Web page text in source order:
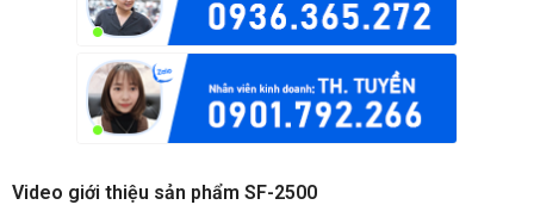
Video giới thiệu sản phẩm SF-2500